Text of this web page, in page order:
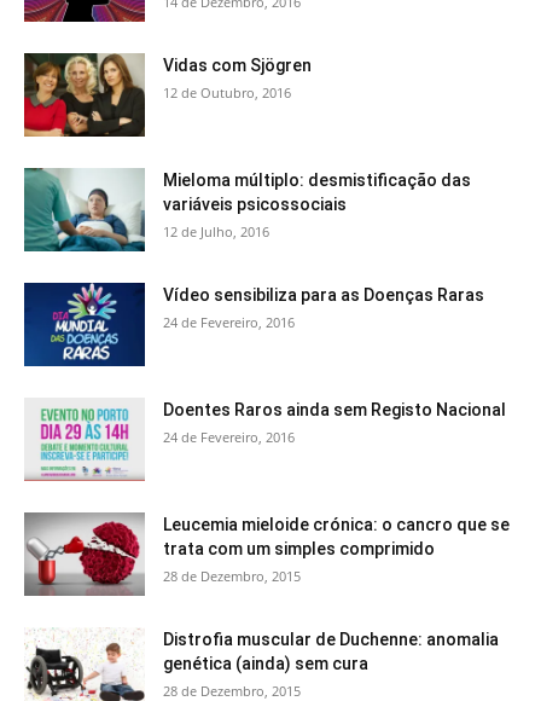
Vidas com Sjögren
12 de Outubro, 2016
Mieloma múltiplo: desmistificação das
variáveis psicossociais
12 de Julho, 2016
Vídeo sensibiliza para as Doenças Raras
24 de Fevereiro, 2016
Doentes Raros ainda sem Registo Nacional
24 de Fevereiro, 2016
Leucemia mieloide crónica: o cancro que se
trata com um simples comprimido
28 de Dezembro, 2015
Distrofia muscular de Duchenne: anomalia
genética (ainda) sem cura
28 de Dezembro, 2015